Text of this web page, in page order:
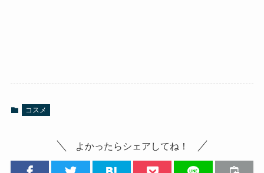
コスメ
よかったらシェアしてね！